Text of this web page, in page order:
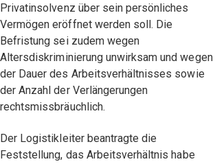
Privatinsolvenz über sein persönliches
Vermögen eröffnet werden soll. Die
Befristung sei zudem wegen
Altersdiskriminierung unwirksam und wegen
der Dauer des Arbeitsverhältnisses sowie
der Anzahl der Verlängerungen
rechtsmissbräuchlich.
Der Logistikleiter beantragte die
Feststellung, das Arbeitsverhältnis habe